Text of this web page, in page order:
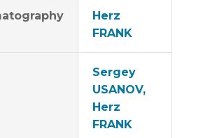
Herz
FRANK
Sergey
USANOV,
Herz
FRANK